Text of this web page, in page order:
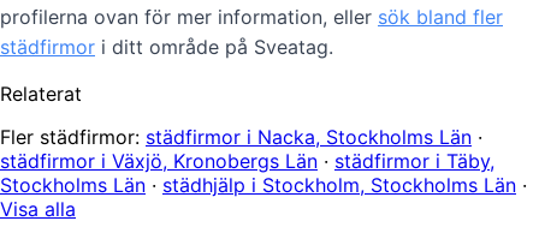
profilerna ovan för mer information, eller sök bland fler
städfirmor i ditt område på Sveatag.
Relaterat
Fler städfirmor: städfirmor i Nacka, Stockholms Län ·
städfirmor i Växjö, Kronobergs Län · städfirmor i Täby,
Stockholms Län · städhjälp i Stockholm, Stockholms Län ·
Visa alla